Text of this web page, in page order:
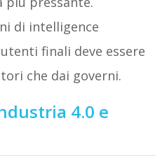
di intelligence
finali deve essere
che dai governi.
4.0 e